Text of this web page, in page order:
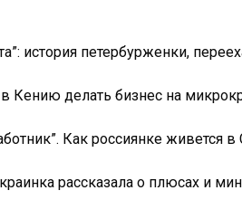
история петербурженки,
Кению делать бизнес на
Как россиянке живется
рассказала о плюсах и